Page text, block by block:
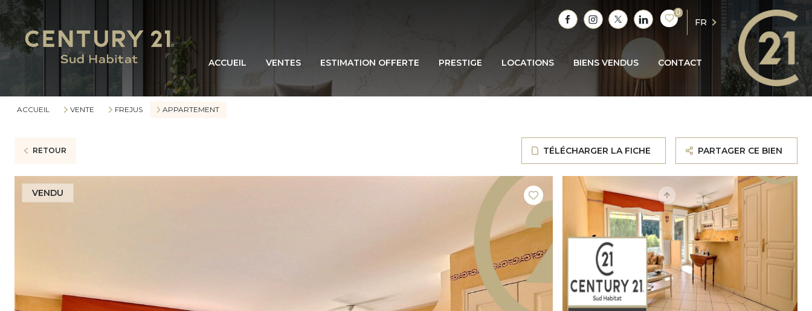
0
FR
ACCUEIL VENTES ESTIMATION OFFERTE PRESTIGE LOCATIONS BIENS VENDUS CONTACT
ACCUEIL VENTE FREJUS APPARTEMENT
RETOUR TÉLÉCHARGER LA FICHE PARTAGER CE BIEN
VENDU